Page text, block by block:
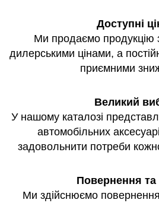
Доступні
Ми продаємо продукцію
дилерськими цінами, а
приємними
Великий
У нашому каталозі
автомобільних
задовольнити потреби
Повернення та
Ми здійснюємо повернення